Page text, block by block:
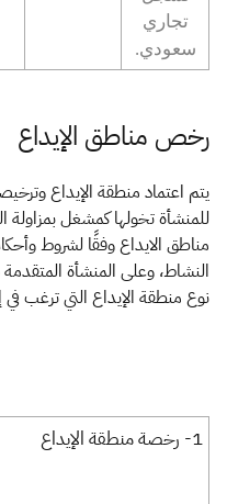
تجاري
سعودي.
رخص مناط​ق الإيداع
يتم اعتماد منطقة الإيداع
للمنشأة تخولها كمشغل بمزاولة
مناطق الايداع وفقًا لشروط
النشاط، وعلى المنشأة
نوع منطقة الإيداع التي ترغب
​​​​​​​​​​​​1- رخصة منطقة الإيداع